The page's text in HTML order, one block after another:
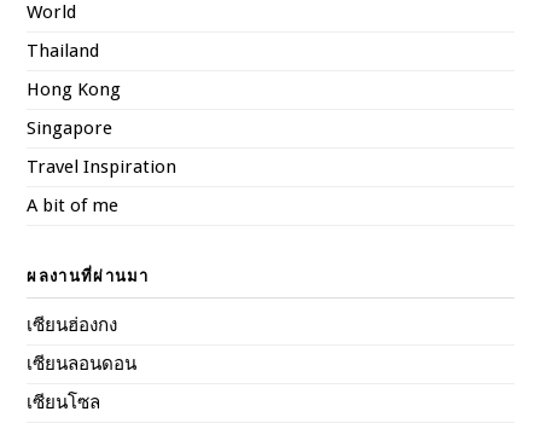
World
Thailand
Hong Kong
Singapore
Travel Inspiration
A bit of me
ผลงานที่ผ่านมา
เซียนฮ่องกง
เซียนลอนดอน
เซียนโซล